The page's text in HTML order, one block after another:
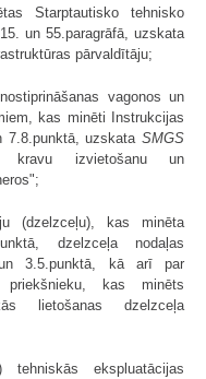
Starptautisko tehnisko
un 55.paragrāfā, uzskata
pārvaldītāju;
vagonos un
kas minēti Instrukcijas
7.8.punktā, uzskata SMGS
kravu izvietošanu un
(dzelzceļu), kas minēta
dzelzceļa nodaļas
3.5.punktā, kā arī par
priekšnieku, kas minēts
lietošanas dzelzceļa
ekspluatācijas